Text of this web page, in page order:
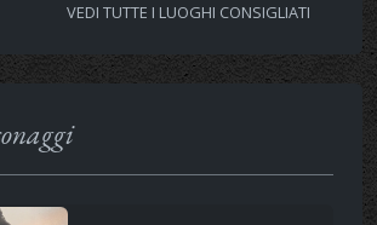
VEDI TUTTE I LUOGHI CONSIGLIATI